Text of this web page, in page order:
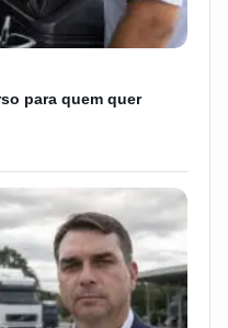
para quem quer